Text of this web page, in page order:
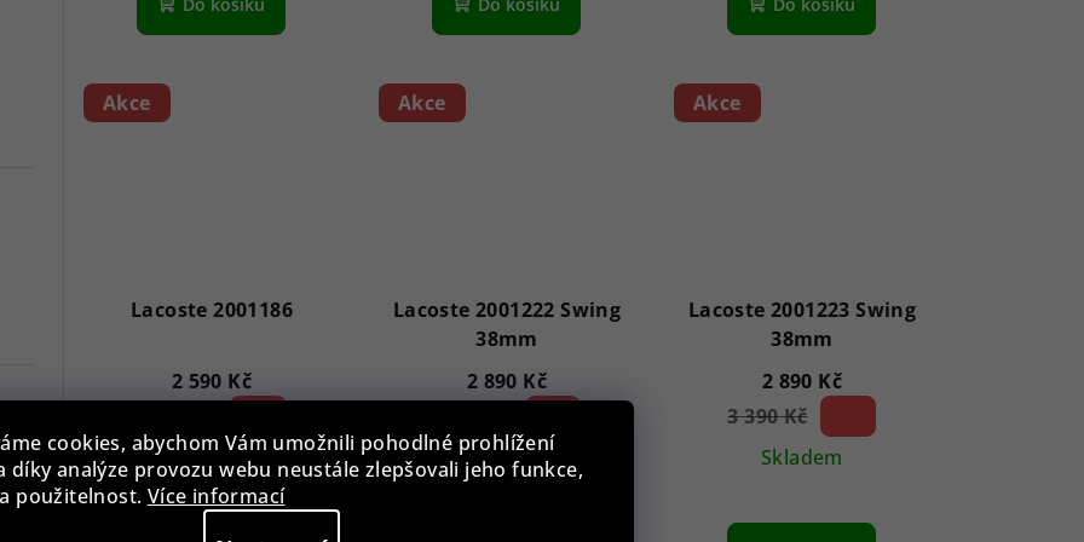
cookies, abychom Vám umožnili pohodlné prohlížení
díky analýze provozu webu neustále zlepšovali jeho funkce,
použitelnost. Více informací
Akce
Lacoste 2001186
2 590 Kč
Skladem
Akce
Lacoste 2001222 Swing
38mm
2 890 Kč
Skladem
Akce
Lacoste 2001223 Swing
38mm
2 890 Kč
3 390 Kč
Skladem